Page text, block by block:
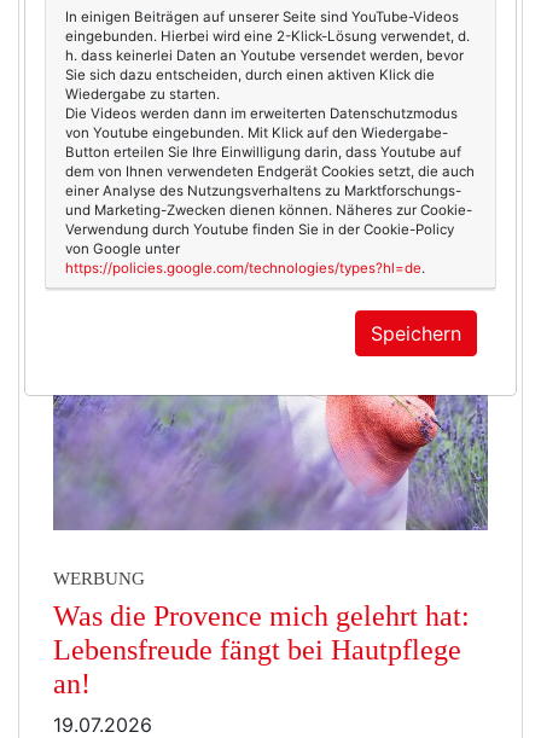
WERBUNG
Was die Provence mich gelehrt hat:
Lebensfreude fängt bei Hautpflege
an!
19.07.2026
In einigen Beiträgen auf unserer Seite sind YouTube-Videos
eingebunden. Hierbei wird eine 2-Klick-Lösung verwendet, d.
h. dass keinerlei Daten an Youtube versendet werden, bevor
Sie sich dazu entscheiden, durch einen aktiven Klick die
Wiedergabe zu starten.
Die Videos werden dann im erweiterten Datenschutzmodus
von Youtube eingebunden. Mit Klick auf den Wiedergabe-
Button erteilen Sie Ihre Einwilligung darin, dass Youtube auf
dem von Ihnen verwendeten Endgerät Cookies setzt, die auch
einer Analyse des Nutzungsverhaltens zu Marktforschungs-
und Marketing-Zwecken dienen können. Näheres zur Cookie-
Verwendung durch Youtube finden Sie in der Cookie-Policy
von Google unter
https://policies.google.com/technologies/types?hl=de.
Speichern